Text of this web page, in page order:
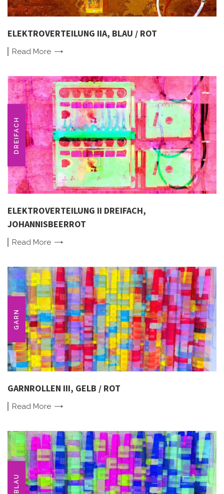
ELEKTROVERTEILUNG IIA, BLAU / ROT
Read More
DREIFACH
ELEKTROVERTEILUNG II DREIFACH,
JOHANNISBEERROT
Read More
GARN
GARNROLLEN III, GELB / ROT
Read More
BLAU